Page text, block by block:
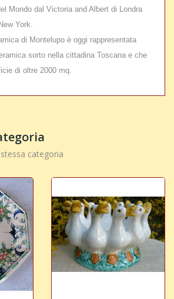
Mondo dal Victoria and Albert di Londra
York.
di Montelupo è oggi rappresentata
sorto nella cittadina Toscana e che
di oltre 2000 mq.
categoria